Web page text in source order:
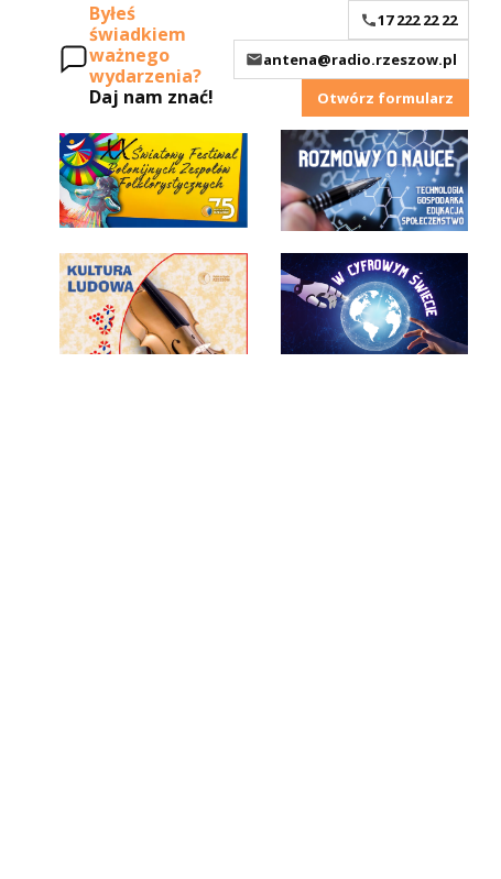
Byłeś
świadkiem
ważnego
wydarzenia?
Daj nam znać!
17 222 22 22
antena@radio.rzeszow.pl
Otwórz formularz